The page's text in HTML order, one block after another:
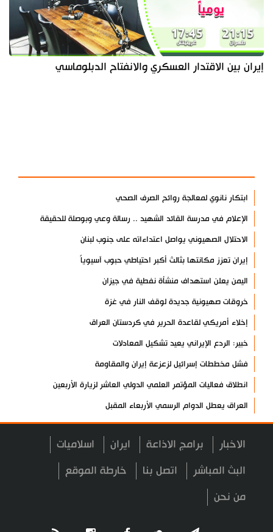
إيران بين الاقتدار العسكري والانفتاح الدبلوماسي
ابتكار نانوي لمعالجة روائح الصرف الصحي
الإعلام في مدرسة القائد الشهيد .. رسالة وعي وبوصلة للحقيقة
الاحتلال الصهيوني يواصل اعتداءاته على جنوب لبنان
إيران تعزز مكانتها بثالث أكبر احتياطي حبوب آسيوياً
اليمن يعلن استهداف منشأة نفطية في جيزان
خروقات صهيونية جديدة لوقف النار في غزة
إخلاء أمريكي لقاعدة الحرير في كردستان العراق
خبير: الردع الإيراني يعيد تشكيل المعادلات
فشل مخططات إسرائيل لزعزعة إيران والمقاومة
انطلاق فعاليات المؤتمر العلمي الدولي العاشر لزيارة الأربعين
العراق يعطل الدوام الرسمي الأربعاء المقبل
مسؤول عسكري: نظامنا القائم في مضيق هرمز لا رجعة عنه
سيرة الشهداء المدافعين عن المراقد المقدسة في رحاب الثقافة
هيئة الحشد الشعبي تنشر.. "قسما لن يسقط العلم"+ فيديو
مسقط: مفاوضات هرمز تجري في أجواء إيجابية
الاخبار برامج الاذاعة ايران اسلاميات
البث المباشر اتصل بنا خارطة الموقع
من نحن